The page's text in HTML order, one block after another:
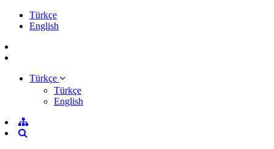
Türkçe
English
Türkçe
Türkçe
English